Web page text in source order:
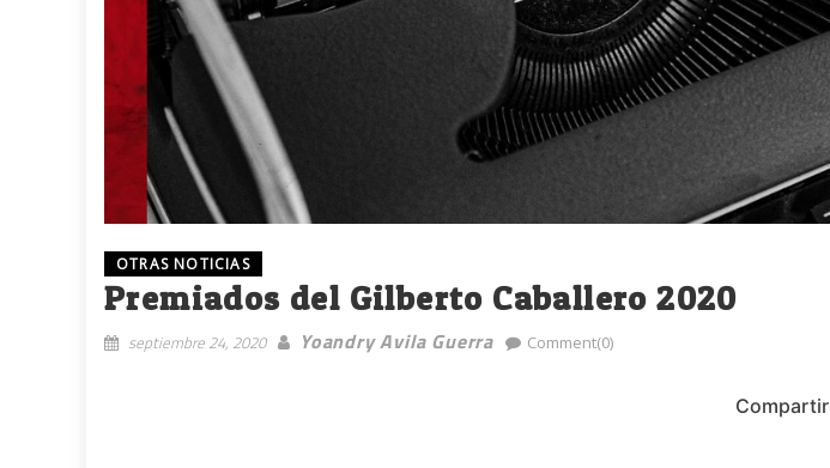
OTRAS NOTICIAS
Premiados del Gilberto Caballero 2020
septiembre 24, 2020 Yoandry Avila Guerra Comment(0)
Compartir